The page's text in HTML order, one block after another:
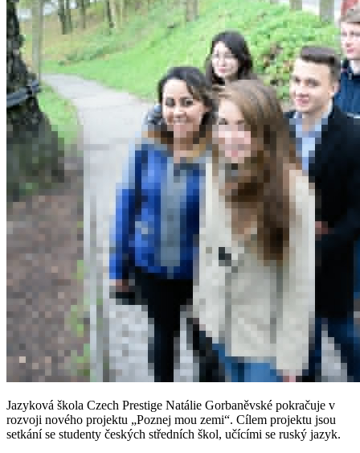
Jazyková škola Czech Prestige Natálie Gorbaněvské pokračuje v
rozvoji nového projektu „Poznej mou zemi“. Cílem projektu jsou
setkání se studenty českých středních škol, učícími se ruský jazyk.